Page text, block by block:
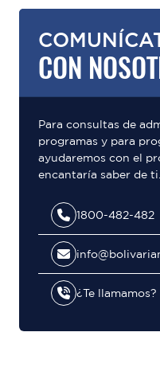
CON
Para consultas de
programas y para
ayudaremos con el
encantaría saber de ti.
1800-482-482
¿Te llamamos?